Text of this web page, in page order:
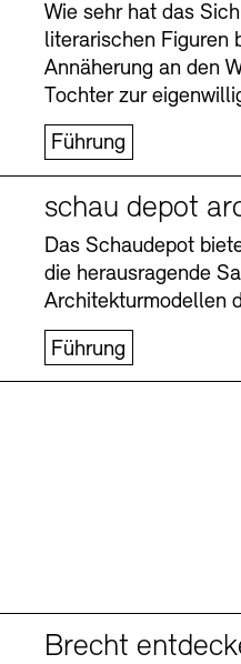
Wie sehr hat das
literarischen Figuren
Annäherung an den
Tochter zur
Führung
schau depot
Das Schaudepot
die herausragende
Architekturmodellen
Führung
Brecht